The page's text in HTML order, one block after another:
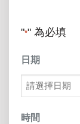
"*" 為必填
日期
MM
slash
時間